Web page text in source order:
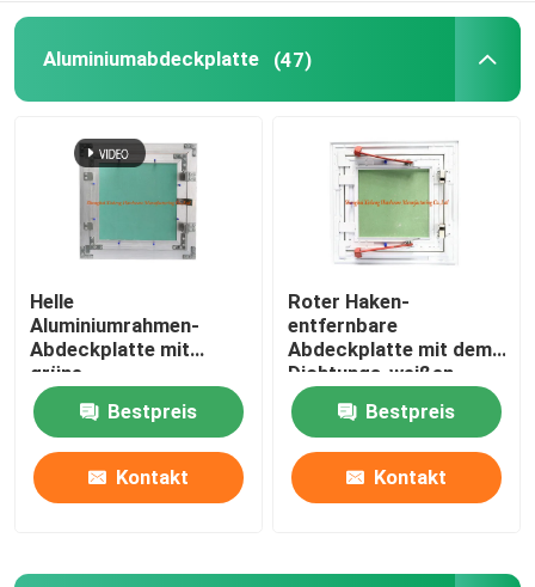
Aluminiumabdeckplatte (47)
Helle
Aluminiumrahmen-
Abdeckplatte mit
grüne
Fasergipsplatten-
niedrige Höhen-
speziellem Stoß-
Verschluss
Bestpreis
Kontakt
Roter Haken-
entfernbare
Abdeckplatte mit dem
Dichtungs-weißen
Pulver beschichtet
Bestpreis
Kontakt